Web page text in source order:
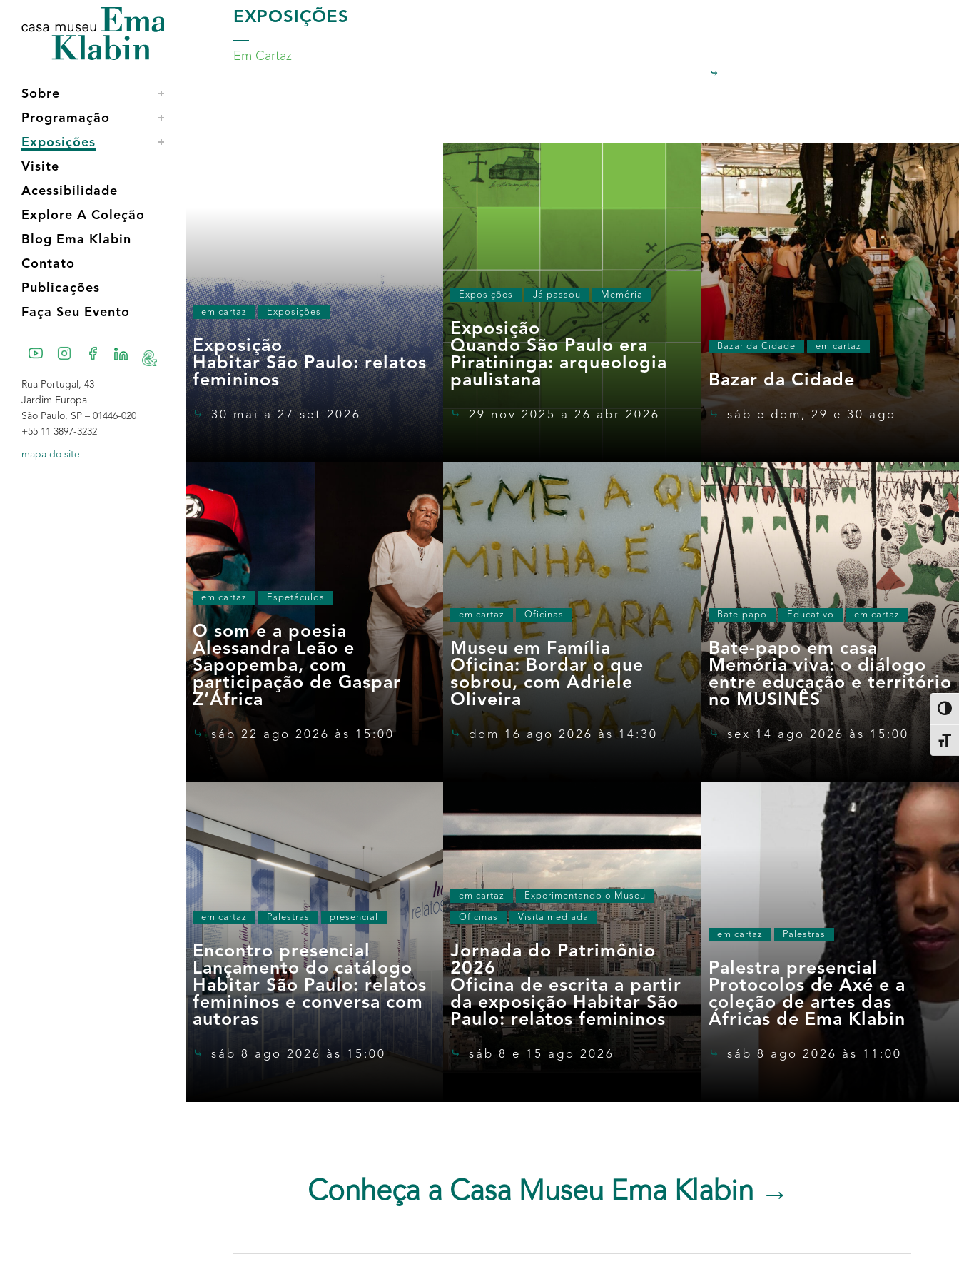
conteúdo
navegação
Sobre
Programação
Exposições
Visite
Acessibilidade
Explore A Coleção
Blog Ema Klabin
Contato
Publicações
Faça Seu Evento
Rua Portugal, 43
Jardim Europa
São Paulo, SP – 01446-020
+55 11 3897-3232
mapa do site
EXPOSIÇÕES
Em Cartaz
em cartaz Exposições
Exposição
Habitar São Paulo: relatos
femininos
30 mai a 27 set 2026
Exposições Já passou Memória
Exposição
Quando São Paulo era
Piratininga: arqueologia
paulistana
29 nov 2025 a 26 abr 2026
Bazar da Cidade em cartaz
Bazar da Cidade
sáb e dom, 29 e 30 ago
em cartaz Espetáculos
O som e a poesia
Alessandra Leão e
Sapopemba, com
participação de Gaspar
Z’África
sáb 22 ago 2026 às 15:00
em cartaz Oficinas
Museu em Família
Oficina: Bordar o que
sobrou, com Adriele
Oliveira
dom 16 ago 2026 às 14:30
Bate-papo Educativo em cartaz
Bate-papo em casa
Memória viva: o diálogo
entre educação e território
no MUSINÊS
sex 14 ago 2026 às 15:00
em cartaz Palestras presencial
Encontro presencial
Lançamento do catálogo
Habitar São Paulo: relatos
femininos e conversa com
autoras
sáb 8 ago 2026 às 15:00
em cartaz Experimentando o Museu
Oficinas Visita mediada
Jornada do Patrimônio
2026
Oficina de escrita a partir
da exposição Habitar São
Paulo: relatos femininos
sáb 8 e 15 ago 2026
em cartaz Palestras
Palestra presencial
Protocolos de Axé e a
coleção de artes das
Áfricas de Ema Klabin
sáb 8 ago 2026 às 11:00
Conheça a Casa Museu Ema Klabin →